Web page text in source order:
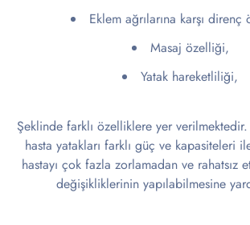
Eklem ağrılarına karşı
Masaj özelliği,
Yatak hareketliliği,
Şeklinde farklı özelliklere yer
hasta yatakları farklı güç ve kapasiteleri
hastayı çok fazla zorlamadan ve rahatsız
değişikliklerinin yapılabilmesine